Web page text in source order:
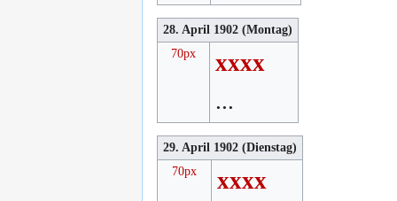
28. April 1902 (Montag)
70px
xxxx
...
29. April 1902 (Dienstag)
70px
xxxx